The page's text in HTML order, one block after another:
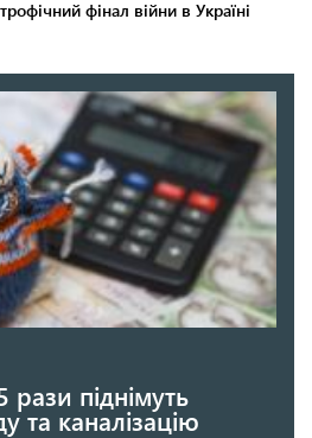
рази піднімуть
та каналізацію